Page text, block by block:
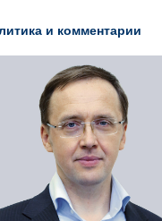
и комментарии